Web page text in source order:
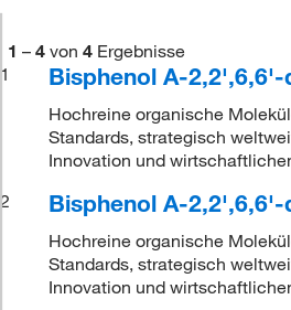
1 – 4 von 4 Ergebnisse
1
Bisphenol A-2,2',6,6'-
Hochreine organische
Standards, strategisch
Innovation und
2
Bisphenol A-2,2',6,6'-
Hochreine organische
Standards, strategisch
Innovation und